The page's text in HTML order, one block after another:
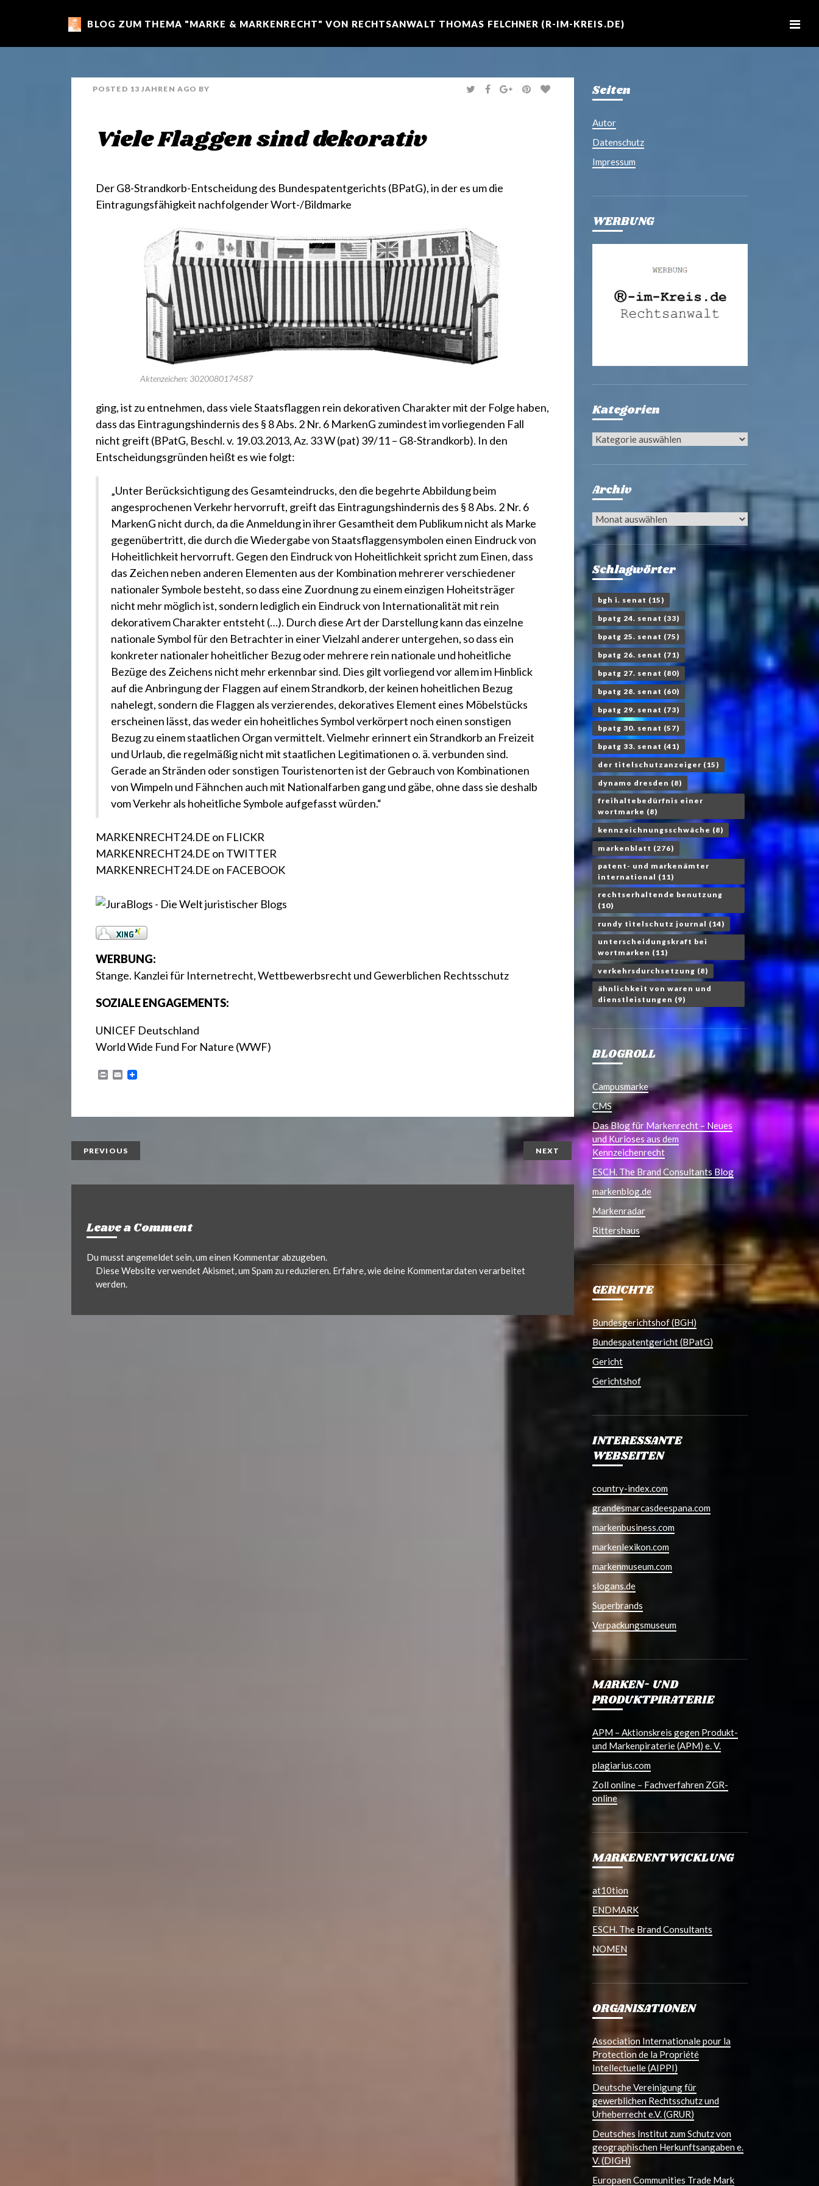
m
a
BLOG ZUM THEMA "MARKE & MARKENRECHT" VON RECHTSANWALT THOMAS FELCHNER (R-IM-KREIS.DE)
POSTED 13 JAHREN AGO BY
T
W
F
A
G
O
P
I
Viele Flaggen sind dekorativ
Der G8-Strandkorb-Entscheidung des Bundespatentgerichts (BPatG), in der es um die
Eintragungsfähigkeit nachfolgender Wort-/Bildmarke
Aktenzeichen: 3020080174587
ging, ist zu entnehmen, dass viele Staatsflaggen rein dekorativen Charakter mit der Folge haben,
dass das Eintragungshindernis des § 8 Abs. 2 Nr. 6 MarkenG zumindest im vorliegenden Fall
nicht greift (BPatG, Beschl. v. 19.03.2013, Az. 33 W (pat) 39/11 – G8-Strandkorb). In den
Entscheidungsgründen heißt es wie folgt:
„Unter Berücksichtigung des Gesamteindrucks, den die begehrte Abbildung beim
angesprochenen Verkehr hervorruft, greift das Eintragungshindernis des § 8 Abs. 2 Nr. 6
MarkenG nicht durch, da die Anmeldung in ihrer Gesamtheit dem Publikum nicht als Marke
gegenübertritt, die durch die Wiedergabe von Staatsflaggensymbolen einen Eindruck von
Hoheitlichkeit hervorruft. Gegen den Eindruck von Hoheitlichkeit spricht zum Einen, dass
das Zeichen neben anderen Elementen aus der Kombination mehrerer verschiedener
nationaler Symbole besteht, so dass eine Zuordnung zu einem einzigen Hoheitsträger
nicht mehr möglich ist, sondern lediglich ein Eindruck von Internationalität mit rein
dekorativem Charakter entsteht (…). Durch diese Art der Darstellung kann das einzelne
nationale Symbol für den Betrachter in einer Vielzahl anderer untergehen, so dass ein
konkreter nationaler hoheitlicher Bezug oder mehrere rein nationale und hoheitliche
Bezüge des Zeichens nicht mehr erkennbar sind. Dies gilt vorliegend vor allem im Hinblick
auf die Anbringung der Flaggen auf einem Strandkorb, der keinen hoheitlichen Bezug
nahelegt, sondern die Flaggen als verzierendes, dekoratives Element eines Möbelstücks
erscheinen lässt, das weder ein hoheitliches Symbol verkörpert noch einen sonstigen
Bezug zu einem staatlichen Organ vermittelt. Vielmehr erinnert ein Strandkorb an Freizeit
und Urlaub, die regelmäßig nicht mit staatlichen Legitimationen o. ä. verbunden sind.
Gerade an Stränden oder sonstigen Touristenorten ist der Gebrauch von Kombinationen
von Wimpeln und Fähnchen auch mit Nationalfarben gang und gäbe, ohne dass sie deshalb
vom Verkehr als hoheitliche Symbole aufgefasst würden.“
MARKENRECHT24.DE on FLICKR
MARKENRECHT24.DE on TWITTER
MARKENRECHT24.DE on FACEBOOK
WERBUNG:
Stange. Kanzlei für Internetrecht, Wettbewerbsrecht und Gewerblichen Rechtsschutz
SOZIALE ENGAGEMENTS:
UNICEF Deutschland
World Wide Fund For Nature (WWF)
E
PREVIOUS NEXT
Leave a Comment
Du musstangemeldetsein, um einen Kommentar abzugeben.
Diese Website verwendet Akismet, um Spam zu reduzieren. Erfahre, wie deine Kommentardaten verarbeitet
werden.
Seiten
Autor
Datenschutz
Impressum
WERBUNG
Kategorien
Kategorien
Archiv
Archiv
Schlagwörter
bgh i. senat (15)
bpatg 24. senat (33)
bpatg 25. senat (75)
bpatg 26. senat (71)
bpatg 27. senat (80)
bpatg 28. senat (60)
bpatg 29. senat (73)
bpatg 30. senat (57)
bpatg 33. senat (41)
der titelschutzanzeiger (15)
dynamo dresden (8)
freihaltebedürfnis einer
wortmarke (8)
kennzeichnungsschwäche (8)
markenblatt (276)
patent- und markenämter
international (11)
rechtserhaltende benutzung
(10)
rundy titelschutz journal (14)
unterscheidungskraft bei
wortmarken (11)
verkehrsdurchsetzung (8)
ähnlichkeit von waren und
dienstleistungen (9)
BLOGROLL
Campusmarke
CMS
Das Blog für Markenrecht – Neues
und Kurioses aus dem
Kennzeichenrecht
ESCH. The Brand Consultants Blog
markenblog.de
Markenradar
Rittershaus
GERICHTE
Bundesgerichtshof (BGH)
Bundespatentgericht (BPatG)
Gericht
Gerichtshof
INTERESSANTE
WEBSEITEN
country-index.com
grandesmarcasdeespana.com
markenbusiness.com
markenlexikon.com
markenmuseum.com
slogans.de
Superbrands
Verpackungsmuseum
MARKEN- UND
PRODUKTPIRATERIE
APM – Aktionskreis gegen Produkt-
und Markenpiraterie (APM) e. V.
plagiarius.com
Zoll online – Fachverfahren ZGR-
online
MARKENENTWICKLUNG
at10tion
ENDMARK
ESCH. The Brand Consultants
NOMEN
ORGANISATIONEN
Association Internationale pour la
Protection de la Propriété
Intellectuelle (AIPPI)
Deutsche Vereinigung für
gewerblichen Rechtsschutz und
Urheberrecht e.V. (GRUR)
Deutsches Institut zum Schutz von
geographischen Herkunftsangaben e.
V. (DIGH)
Europaen Communities Trade Mark